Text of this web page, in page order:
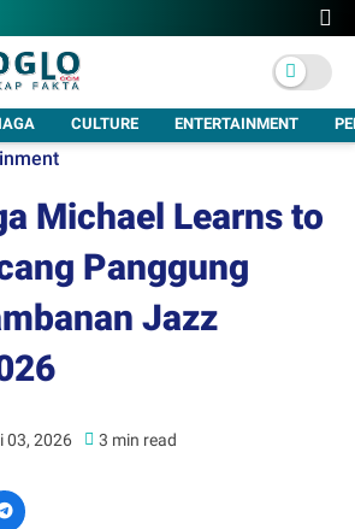
CULTURE ENTERTAINMENT
Michael Learns to
Panggung
Jazz
03, 2026 3 min read